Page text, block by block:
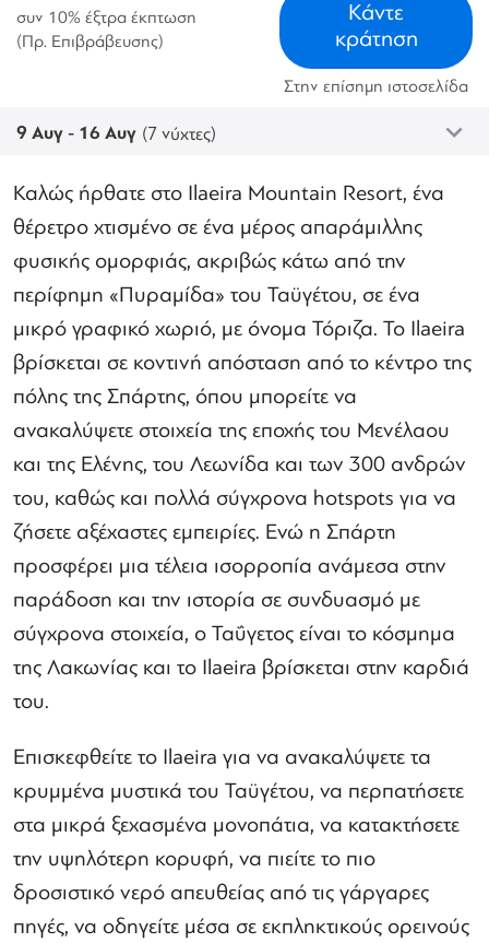
συν 10% έξτρα έκπτωση
(Πρ. Επιβράβευσης)
Κάντε
κράτηση
Στην επίσημη ιστοσελίδα
9 Αυγ - 16 Αυγ (7 νύχτες)
Καλώς ήρθατε στο Ilaeira Mountain Resort, ένα
θέρετρο χτισμένο σε ένα μέρος απαράμιλλης
φυσικής ομορφιάς, ακριβώς κάτω από την
περίφημη «Πυραμίδα» του Ταϋγέτου, σε ένα
μικρό γραφικό χωριό, με όνομα Τόριζα. Το Ilaeira
βρίσκεται σε κοντινή απόσταση από το κέντρο της
πόλης της Σπάρτης, όπου μπορείτε να
ανακαλύψετε στοιχεία της εποχής του Μενέλαου
και της Ελένης, του Λεωνίδα και των 300 ανδρών
του, καθώς και πολλά σύγχρονα hotspots για να
ζήσετε αξέχαστες εμπειρίες. Ενώ η Σπάρτη
προσφέρει μια τέλεια ισορροπία ανάμεσα στην
παράδοση και την ιστορία σε συνδυασμό με
σύγχρονα στοιχεία, ο Ταΰγετος είναι το κόσμημα
της Λακωνίας και το Ilaeira βρίσκεται στην καρδιά
του.
Επισκεφθείτε το Ilaeira για να ανακαλύψετε τα
κρυμμένα μυστικά του Ταϋγέτου, να περπατήσετε
στα μικρά ξεχασμένα μονοπάτια, να κατακτήσετε
την υψηλότερη κορυφή, να πιείτε το πιο
δροσιστικό νερό απευθείας από τις γάργαρες
πηγές, να οδηγείτε μέσα σε εκπληκτικούς ορεινούς